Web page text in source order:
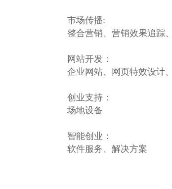
市场传播:
整合营销、营销效果追踪
网站开发：
企业网站、网页特效设计
创业支持：
场地设备
智能创业：
软件服务、解决方案